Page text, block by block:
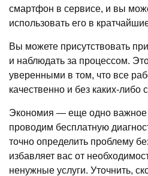
смартфон в сервисе, и вы
использовать его в
Вы можете присутствовать
и наблюдать за процессом.
уверенными в том, что все
качественно и без каких-
Экономия — еще одно
проводим бесплатную
точно определить проблему
избавляет вас от
ненужные услуги. Уточнить,